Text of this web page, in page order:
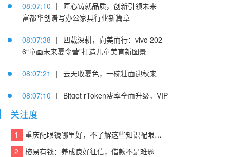
08:07:10 | 匠心铸就品质，创新引领未来——
富都华创谱写办公家具行业新篇章
08:07:38 | 四载深耕，向美而行：vivo 202
6“童画未来夏令营”打造儿童美育新图景
08:07:21 | 云天收夏色，一碗壮面迎秋来
08:07:10 | Bitget rToken费率全面升级，VIP
及PRO用户可享受阶梯费率及手续费折扣
08:07:14 | 杨隐峰入选“2026浙商青年榜样”，
泛嘉数智创新引领企业服务升级
关注度
1
重庆配眼镜哪里好，不了解这些知识配眼镜会被坑！
2
榕易有钱：养成良好征信，借款不是难题